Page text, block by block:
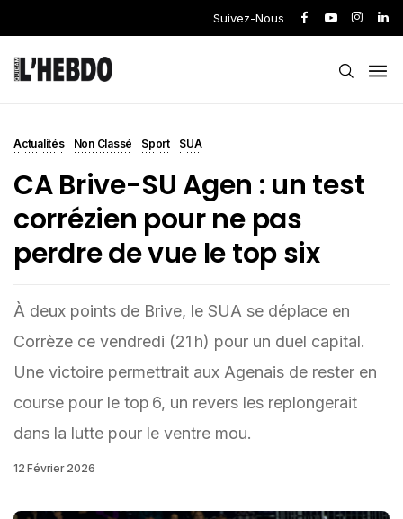
Suivez-Nous
Actualités Non Classé Sport SUA
CA Brive-SU Agen : un test
corrézien pour ne pas
perdre de vue le top six
À deux points de Brive, le SUA se déplace en
Corrèze ce vendredi (21 h) pour un duel capital.
Une victoire permettrait aux Agenais de rester en
course pour le top 6, un revers les replongerait
dans la lutte pour le ventre mou.
12 Février 2026